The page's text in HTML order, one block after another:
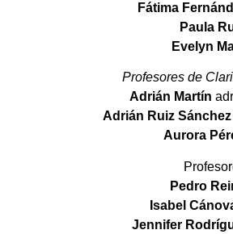
Fátima
Paula
Evelyn
Profesores de
Adrián Martín
Adrián Ruiz Sánchez
Aurora
Pedro
Isabel
Jennifer